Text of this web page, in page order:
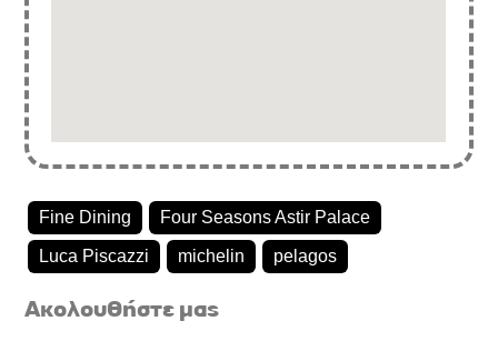
Fine Dining Four Seasons Astir Palace
Luca Piscazzi michelin pelagos
Ακολουθήστε μας